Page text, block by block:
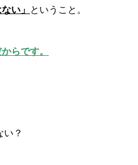
い」 ということ。
らです。